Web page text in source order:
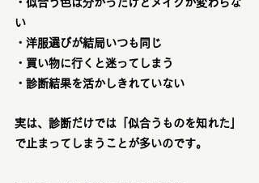
・似合う色は分かったけどメイクが変わらな
い
・洋服選びが結局いつも同じ
・買い物に行くと迷ってしまう
・診断結果を活かしきれていない
実は、診断だけでは「似合うものを知れた」
で止まってしまうことが多いのです。